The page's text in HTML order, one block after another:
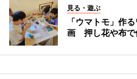
見る・遊ぶ
「ウマトモ」作
画 押し花や布で